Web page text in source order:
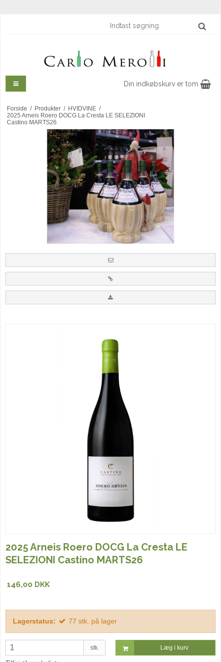
Din indkøbskurv er tom
Forside / Produkter / HVIDVINE /
2025 Arneis Roero DOCG La Cresta LE SELEZIONI
Castino MARTS26
2025 Arneis Roero DOCG La Cresta LE
SELEZIONI Castino MARTS26
146,00 DKK
Lagerstatus: 77 stk. på lager
stk. Læg i kurv